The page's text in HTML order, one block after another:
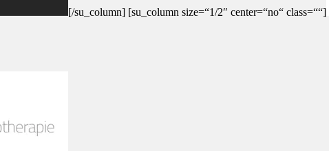
[/su_column] [su_column size=“1/2″ center=“no“ class=““]